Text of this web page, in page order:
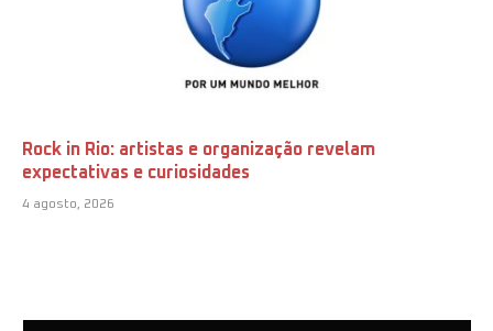
Rock in Rio: artistas e organização revelam
expectativas e curiosidades
4 agosto, 2026